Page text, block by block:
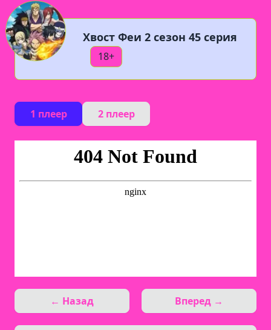
Хвост Феи 2 сезон 45 серия
18+
1 плеер 2 плеер
← Назад Вперед →